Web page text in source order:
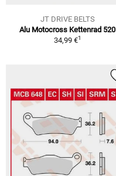
JT DRIVE BELTS
Alu Motocross Kettenrad 520
34,99 €1